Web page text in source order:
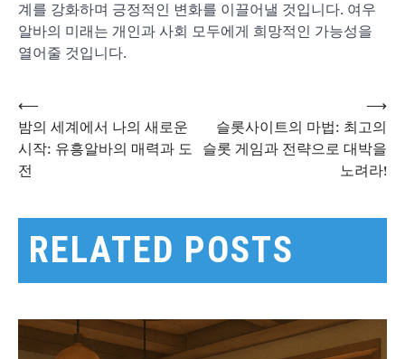
계를 강화하며 긍정적인 변화를 이끌어낼 것입니다. 여우
알바의 미래는 개인과 사회 모두에게 희망적인 가능성을
열어줄 것입니다.
글
탐
색
⟵
밤의 세계에서 나의 새로운
시작: 유흥알바의 매력과 도
전
슬롯사이트의 마법: 최고의
슬롯 게임과 전략으로 대박을
노려라!
⟶
RELATED POSTS